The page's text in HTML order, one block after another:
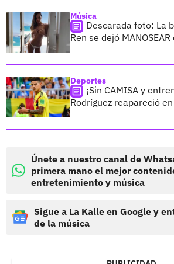
Música
Descarada foto: La
Ren se dejó
Deportes
¡Sin CAMISA y
Rodríguez reapareció
Únete a nuestro canal de
primera mano el mejor
entretenimiento y música
Sigue a La Kalle en Google y
de la música